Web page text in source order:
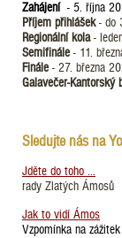
Zahájení - 5. října
Příjem přihlášek- do
Regionální kola-
Semifinále - 11.
Finále - 27. března
Galavečer-Kantorský
Sledujte nás na
Jděte do toho ...
rady Zlatých Ámosů
Jak to vidí Ámos
Vzpomínka na